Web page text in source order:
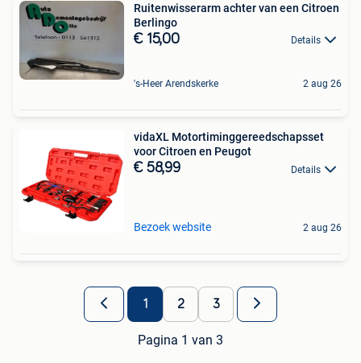
Ruitenwisserarm achter van een Citroen
Berlingo
€ 15,00 Details
's-Heer Arendskerke 2 aug 26
vidaXL Motortiminggereedschapsset
voor Citroen en Peugot
€ 58,99 Details
Bezoek website 2 aug 26
1 2 3
Pagina 1 van 3